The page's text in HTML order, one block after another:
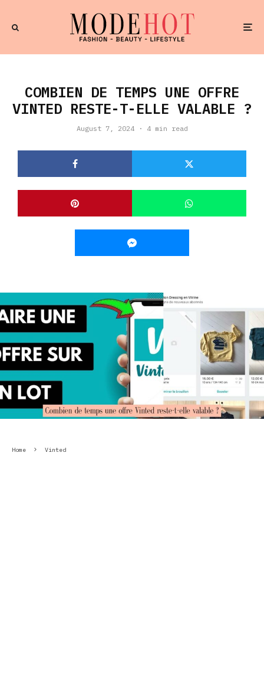
COMBIEN DE TEMPS UNE OFFRE
VINTED RESTE-T-ELLE VALABLE ?
August 7, 2024 · 4 min read
Home Vinted